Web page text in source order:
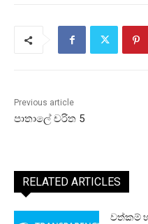
Previous article
පාතාලේ චරිත 5
RELATED ARTICLES
වත්කම්